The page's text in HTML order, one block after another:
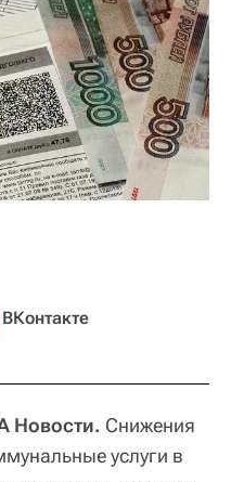
ВКонтакте
Новости. Снижения
услуги в